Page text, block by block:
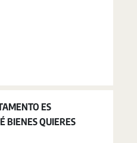
ES
BIENES QUIERES